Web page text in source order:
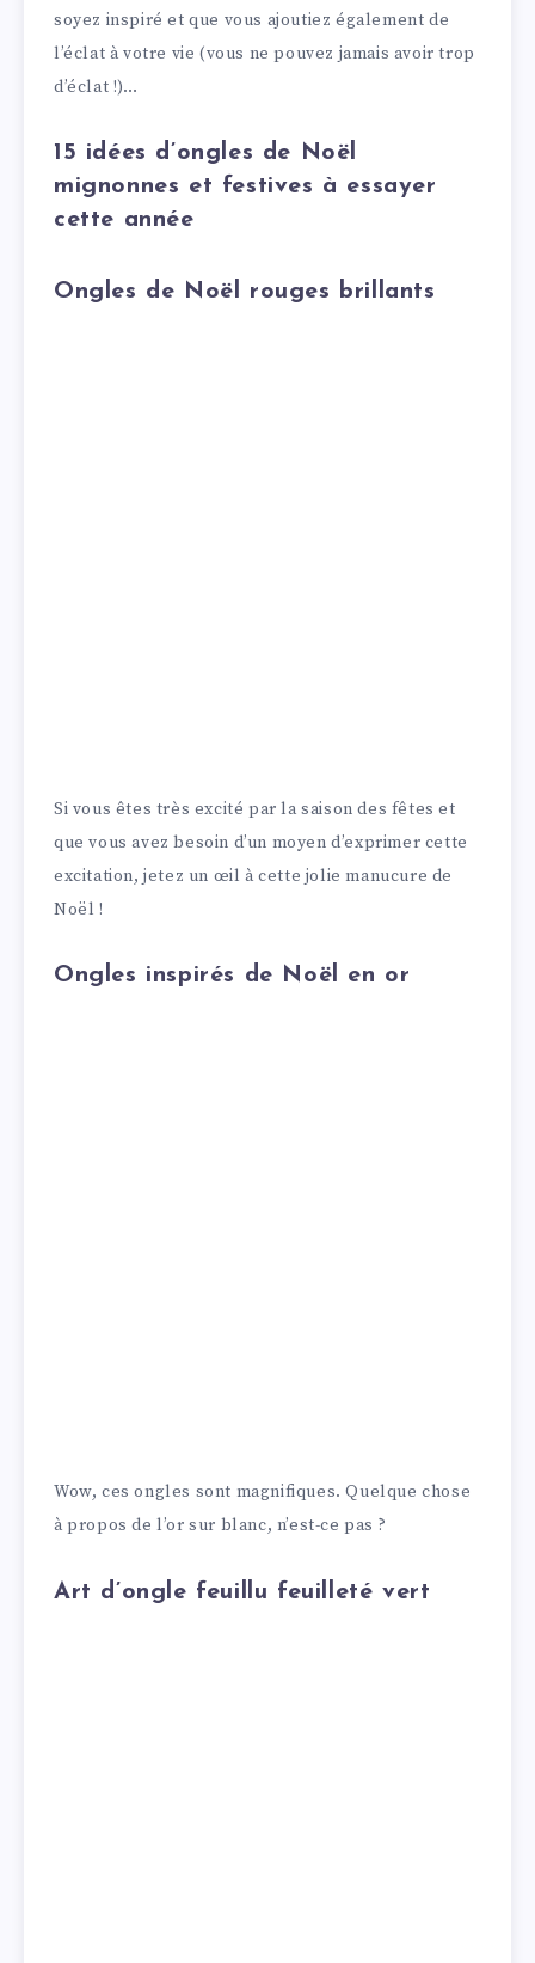
soyez inspiré et que vous ajoutiez également de
l’éclat à votre vie (vous ne pouvez jamais avoir trop
d’éclat !)…
15 idées d’ongles de Noël
mignonnes et festives à essayer
cette année
Ongles de Noël rouges brillants
Si vous êtes très excité par la saison des fêtes et
que vous avez besoin d’un moyen d’exprimer cette
excitation, jetez un œil à cette jolie manucure de
Noël !
Ongles inspirés de Noël en or
Wow, ces ongles sont magnifiques. Quelque chose
à propos de l’or sur blanc, n’est-ce pas ?
Art d’ongle feuillu feuilleté vert